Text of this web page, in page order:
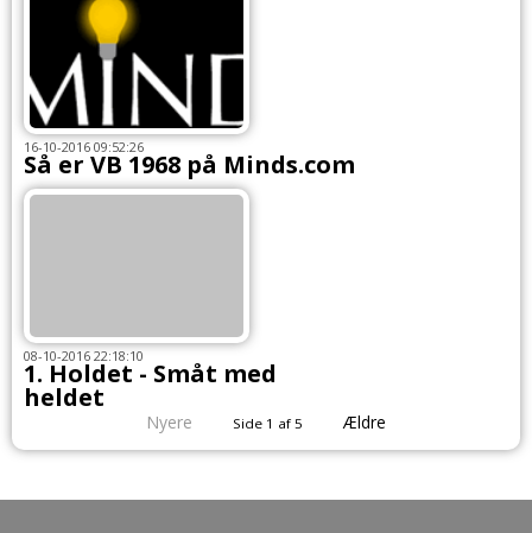
16-10-2016 09:52:26
Så er VB 1968 på Minds.com
08-10-2016 22:18:10
1. Holdet - Småt med
heldet
Nyere Side 1 af 5 Ældre